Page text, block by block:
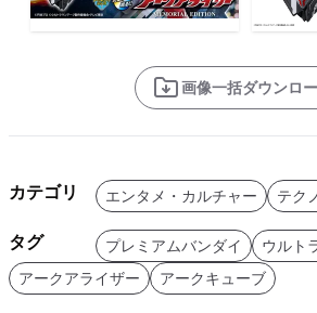
画像一括ダウンロ
カテゴリ エンタメ・カルチャー テク
タグ プレミアムバンダイ
ウルト
アークアライザー
アークキューブ